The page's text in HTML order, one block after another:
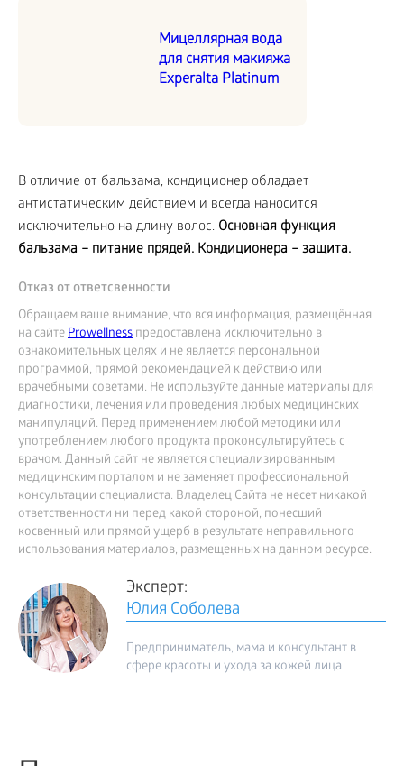
Мицеллярная вода
для снятия макияжа
Experalta Platinum
В отличие от бальзама, кондиционер обладает
антистатическим действием и всегда наносится
исключительно на длину волос. Основная функция
бальзама – питание прядей. Кондиционера – защита.
Отказ от ответсвенности
Обращаем ваше внимание, что вся информация, размещённая
на сайтеProwellness предоставлена исключительно в
ознакомительных целях и не является персональной
программой, прямой рекомендацией к действию или
врачебными советами. Не используйте данные материалы для
диагностики, лечения или проведения любых медицинских
манипуляций. Перед применением любой методики или
употреблением любого продукта проконсультируйтесь с
врачом. Данный сайт не является специализированным
медицинским порталом и не заменяет профессиональной
консультации специалиста. Владелец Сайта не несет никакой
ответственности ни перед какой стороной, понесший
косвенный или прямой ущерб в результате неправильного
использования материалов, размещенных на данном ресурсе.
Эксперт:
Юлия Соболева
Предприниматель, мама и консультант в
сфере красоты и ухода за кожей лица